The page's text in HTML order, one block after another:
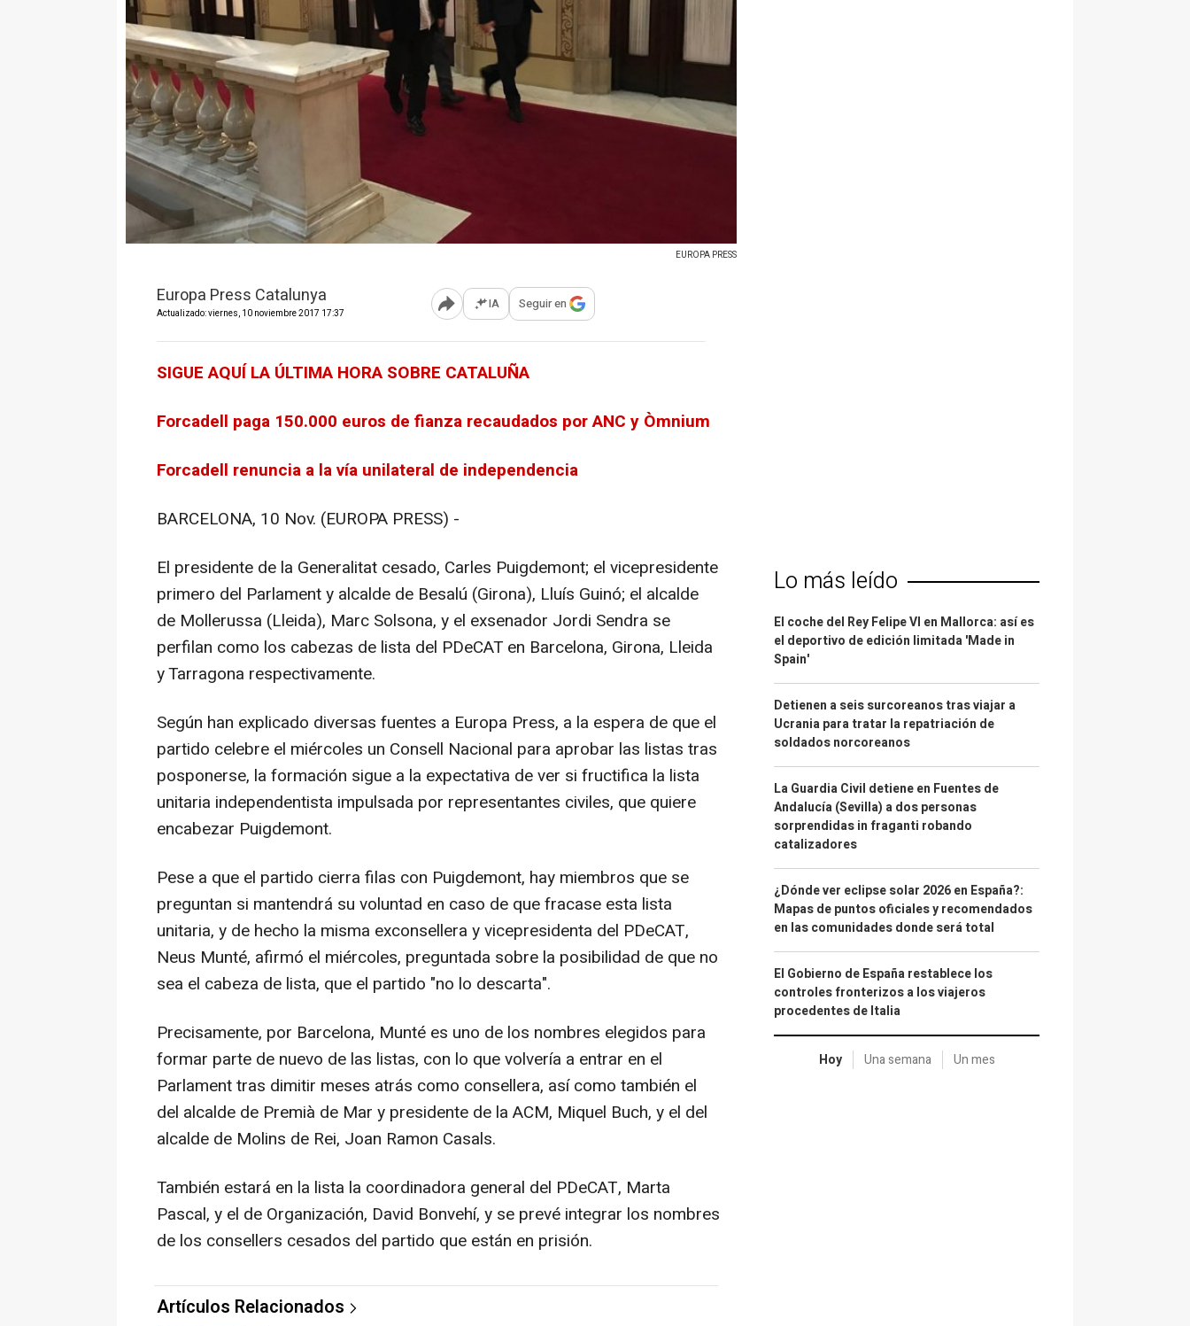
EUROPA PRESS
Europa Press Catalunya
Actualizado: viernes, 10 noviembre 2017 17:37 Abrir opciones para compartir
IA Seguir en
SIGUE AQUÍ LA ÚLTIMA HORA SOBRE CATALUÑA
Forcadell paga 150.000 euros de fianza recaudados por ANC y Òmnium
Forcadell renuncia a la vía unilateral de independencia
BARCELONA, 10 Nov. (EUROPA PRESS) -
El presidente de la Generalitat cesado, Carles Puigdemont; el vicepresidente
primero del Parlament y alcalde de Besalú (Girona), Lluís Guinó; el alcalde
de Mollerussa (Lleida), Marc Solsona, y el exsenador Jordi Sendra se
perfilan como los cabezas de lista del PDeCAT en Barcelona, Girona, Lleida
y Tarragona respectivamente.
Según han explicado diversas fuentes a Europa Press, a la espera de que el
partido celebre el miércoles un Consell Nacional para aprobar las listas tras
posponerse, la formación sigue a la expectativa de ver si fructifica la lista
unitaria independentista impulsada por representantes civiles, que quiere
encabezar Puigdemont.
Pese a que el partido cierra filas con Puigdemont, hay miembros que se
preguntan si mantendrá su voluntad en caso de que fracase esta lista
unitaria, y de hecho la misma exconsellera y vicepresidenta del PDeCAT,
Neus Munté, afirmó el miércoles, preguntada sobre la posibilidad de que no
sea el cabeza de lista, que el partido "no lo descarta".
Precisamente, por Barcelona, Munté es uno de los nombres elegidos para
formar parte de nuevo de las listas, con lo que volvería a entrar en el
Parlament tras dimitir meses atrás como consellera, así como también el
del alcalde de Premià de Mar y presidente de la ACM, Miquel Buch, y el del
alcalde de Molins de Rei, Joan Ramon Casals.
También estará en la lista la coordinadora general del PDeCAT, Marta
Pascal, y el de Organización, David Bonvehí, y se prevé integrar los nombres
de los consellers cesados del partido que están en prisión.
Artículos Relacionados
Lo más leído
El coche del Rey Felipe VI en Mallorca: así es
el deportivo de edición limitada 'Made in
Spain'
Detienen a seis surcoreanos tras viajar a
Ucrania para tratar la repatriación de
soldados norcoreanos
La Guardia Civil detiene en Fuentes de
Andalucía (Sevilla) a dos personas
sorprendidas in fraganti robando
catalizadores
¿Dónde ver eclipse solar 2026 en España?:
Mapas de puntos oficiales y recomendados
en las comunidades donde será total
El Gobierno de España restablece los
controles fronterizos a los viajeros
procedentes de Italia
Hoy Una semana Un mes